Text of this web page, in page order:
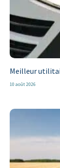
Meilleur
10 août 2026